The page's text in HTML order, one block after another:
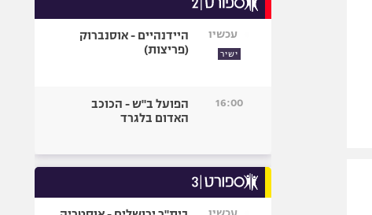
ספורט מוטורי
בייסבול MLB
גיימינג E-Sports
עכשיו
ישיר
היידנהיים - אוסנברוק
(פריצות)
16:00
הפועל ב"ש - הכוכב
האדום בלגרד